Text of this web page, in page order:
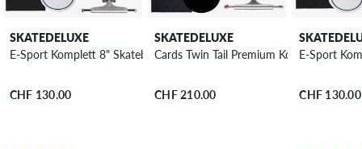
SKATEDELUXE
E-Sport Komplett 8" Skateboard-Kit
CHF 130.00
SKATEDELUXE
Cards Twin Tail Premium Komplett 8.5"
CHF 210.00
E-Sport
CHF 130.00